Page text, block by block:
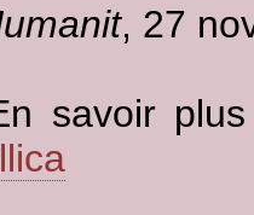
, 27
savoir